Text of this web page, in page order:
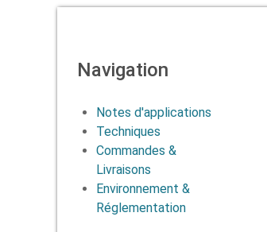
Navigation
Notes d'applications
Techniques
Commandes &
Livraisons
Environnement &
Réglementation